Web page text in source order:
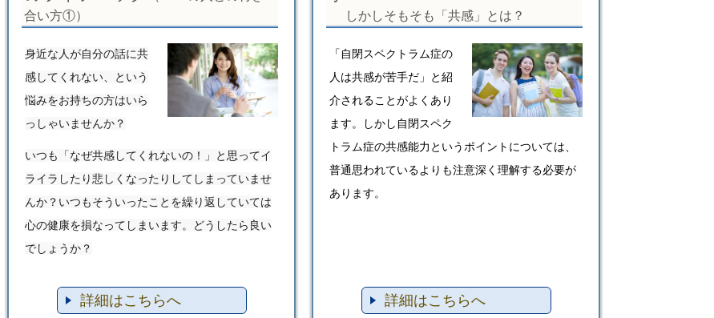
合い方①）
身近な人が自分の話に共
感してくれない、という
悩みをお持ちの方はいら
っしゃいませんか？
いつも「なぜ共感してくれないの！」と思ってイ
ライラしたり悲しくなったりしてしまっていませ
んか？いつもそういったことを繰り返していては
心の健康を損なってしまいます。どうしたら良い
でしょうか？
詳細はこちらへ
しかしそもそも「共感」とは？
「自閉スペクトラム症の
人は共感が苦手だ」と紹
介されることがよくあり
ます。しかし自閉スペク
トラム症の共感能力というポイントについては、
普通思われているよりも注意深く理解する必要が
あります。
詳細はこちらへ